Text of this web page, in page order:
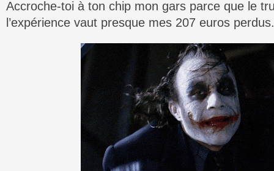
Accroche-toi à ton chip mon gars parce que le
l’expérience vaut presque mes 207 euros perdus.